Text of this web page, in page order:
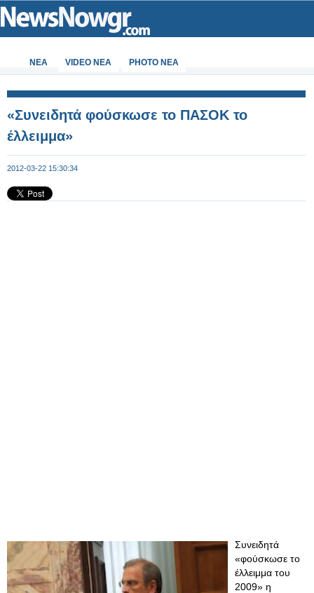
ΝΕΑ VIDEO NEA PHOTO NEA
«Συνειδητά φούσκωσε το ΠΑΣΟΚ το
έλλειμμα»
2012-03-22 15:30:34
Συνειδητά
«φούσκωσε το
έλλειμμα του
2009» η